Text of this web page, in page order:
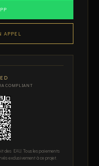
APPEL
COMPLIANT
des EAU. Tous les paiements
exclusivement à ce projet.